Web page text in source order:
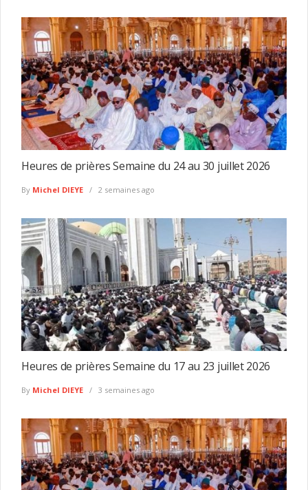
Heures de prières Semaine du 24 au 30 juillet 2026
By Michel DIEYE 2 semaines ago
Heures de prières Semaine du 17 au 23 juillet 2026
By Michel DIEYE 3 semaines ago